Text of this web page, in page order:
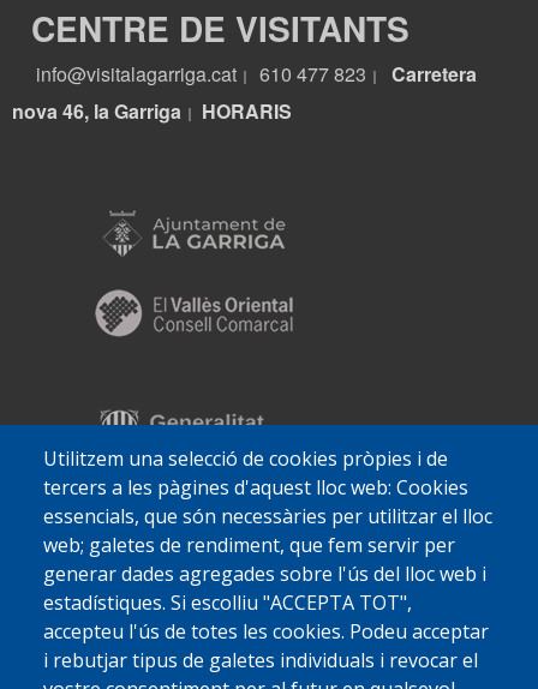
Utilitzem una selecció de cookies pròpies i de
tercers a les pàgines d'aquest lloc web: Cookies
essencials, que són necessàries per utilitzar el lloc
web; galetes de rendiment, que fem servir per
generar dades agregades sobre l'ús del lloc web i
estadístiques. Si escolliu "ACCEPTA TOT",
accepteu l'ús de totes les cookies. Podeu acceptar
i rebutjar tipus de galetes individuals i revocar el
CENTRE DE VISITANTS
info@visitalagarriga.cat 610 477 823
Carretera
nova 46, la Garriga
HORARIS